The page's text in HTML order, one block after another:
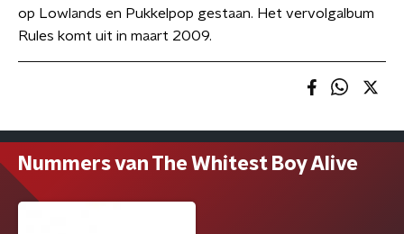
op Lowlands en Pukkelpop gestaan. Het vervolgalbum
Rules komt uit in maart 2009.
Nummers van The Whitest Boy Alive